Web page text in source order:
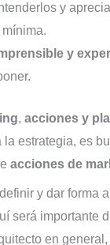
y
y
, acciones y
estrategia, es
acciones de
y dar forma
será importante
en general,